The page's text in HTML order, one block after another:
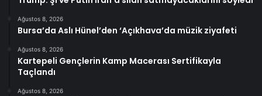
Ağustos 8, 2026
Bursa’da Aslı Hünel’den ‘Açıkhava’da müzik ziyafeti
Ağustos 8, 2026
Kartepeli Gençlerin Kamp Macerası Sertifikayla
Taçlandı
Ağustos 8, 2026